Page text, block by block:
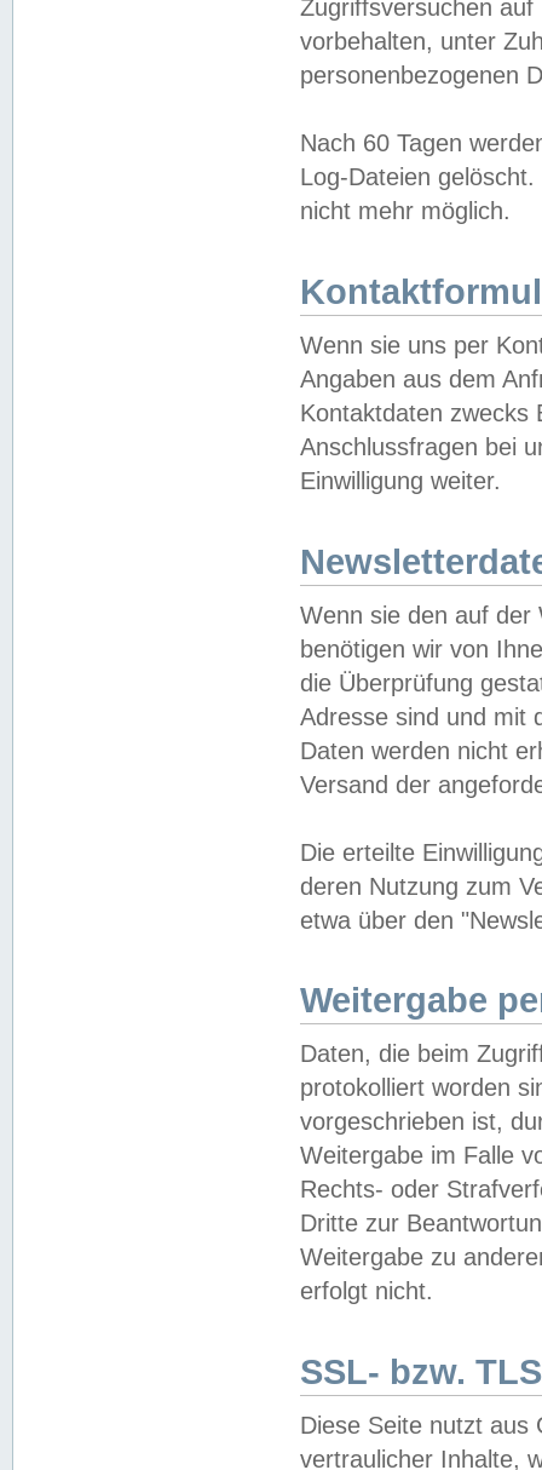
Zugriffsversuchen
vorbehalten, unter
personenbezogenen
Nach 60 Tagen
Log-Dateien
nicht mehr möglich.
Wenn sie uns per
Angaben aus dem
Kontaktdaten zwecks
Anschlussfragen bei
Einwilligung weiter.
Wenn sie den auf der
benötigen wir von
die Überprüfung
Adresse sind und mit
Daten werden nicht
Versand der
Die erteilte
deren Nutzung zum
etwa über den
Weitergabe
Daten, die beim
protokolliert worden
vorgeschrieben ist,
Weitergabe im Falle
Rechts- oder
Dritte zur
Weitergabe zu
erfolgt nicht.
SSL- bzw.
Diese Seite nutzt aus
vertraulicher Inhalte,